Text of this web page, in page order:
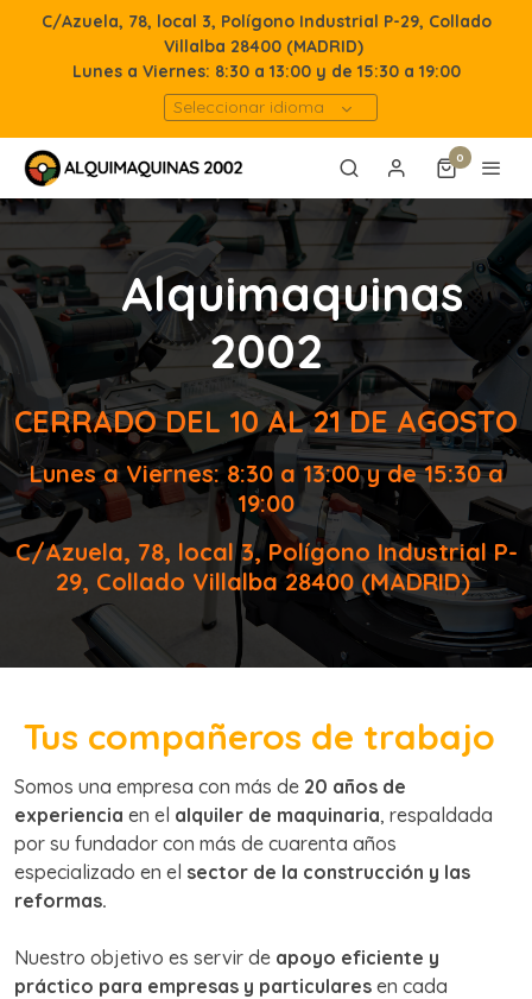
C/Azuela, 78, local 3, Polígono Industrial P-29, Collado
Villalba 28400 (MADRID)
Lunes a Viernes: 8:30 a 13:00 y de 15:30 a 19:00
Seleccionar idioma
0
Alquimaquinas
2002
CERRADO DEL 10 AL 21 DE AGOSTO
Lunes a Viernes: 8:30 a 13:00 y de 15:30 a
19:00
C/Azuela, 78, local 3, Polígono Industrial P-
29, Collado Villalba 28400 (MADRID)
Tus compañeros de trabajo
Somos una empresa con más de 20 años de
experiencia en el alquiler de maquinaria, respaldada
por su fundador con más de cuarenta años
especializado en el sector de la construcción y las
reformas.
Nuestro objetivo es servir de apoyo eficiente y
práctico para empresas y particulares en cada